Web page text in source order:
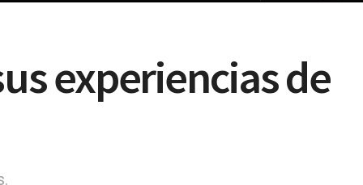
experiencias de